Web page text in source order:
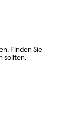
Finden Sie
sollten.